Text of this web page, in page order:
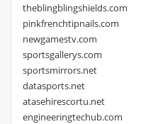
theblingblingshields.com
pinkfrenchtipnails.com
newgamestv.com
sportsgallerys.com
sportsmirrors.net
datasports.net
atasehirescortu.net
engineeringtechub.com